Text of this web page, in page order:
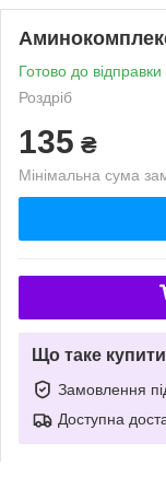
Готово до відправки
Роздріб
135 ₴
Мінімальна сума
Що таке
Замовлення
Доступна